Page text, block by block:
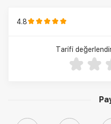
4.8
Tarifi